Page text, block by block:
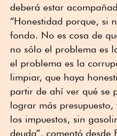
deberá estar
“Honestidad porque, si
fondo. No es cosa de
no sólo el problema es
el problema es la
limpiar, que haya
partir de ahí ver qué se
lograr más
los impuestos, sin
deuda”, comentó desde